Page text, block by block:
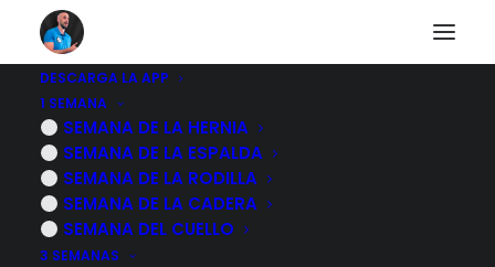
DESCARGA LA APP
1 SEMANA
SEMANA DE LA HERNIA
SEMANA DE LA ESPALDA
SEMANA DE LA RODILLA
SEMANA DE LA CADERA
SEMANA DEL CUELLO
3 SEMANAS
Nothing Found
It seems we can’t find what you’re looking for.
Perhaps searching can help.